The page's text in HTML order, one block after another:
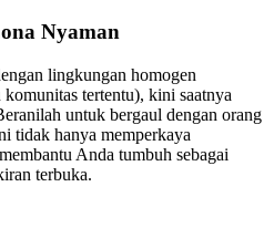
Nyaman
lingkungan homogen
tertentu), kini saatnya
untuk bergaul dengan orang
tidak hanya memperkaya
Anda tumbuh sebagai
terbuka.